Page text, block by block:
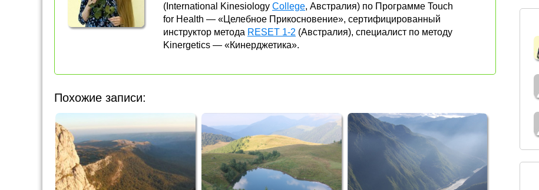
(International Kinesiology College, Австралия) по Программе Touch
for Health — «Целебное Прикосновение», сертифицированный
инструктор метода RESET 1-2 (Австралия), специалист по методу
Kinergetics — «Кинерджетика».
Похожие записи: